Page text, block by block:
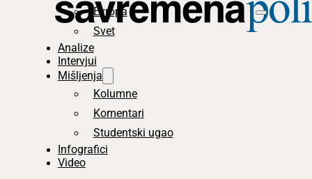
Evropa
Svet
Analize
Intervjui
Mišljenja
Kolumne
Komentari
Studentski ugao
Infografici
Video